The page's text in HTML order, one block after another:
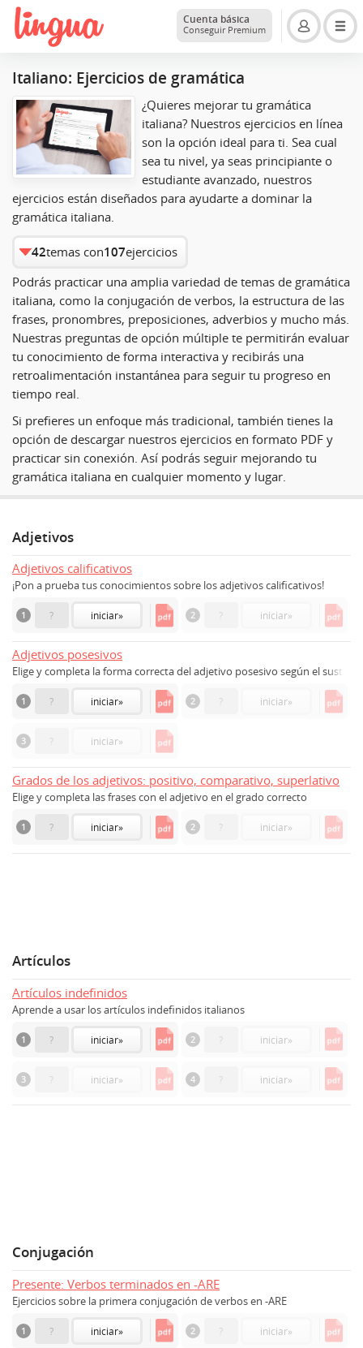
Cuenta básica
Conseguir Premium
Italiano: Ejercicios de gramática
¿Quieres mejorar tu gramática
italiana? Nuestros ejercicios en línea
son la opción ideal para ti. Sea cual
sea tu nivel, ya seas principiante o
estudiante avanzado, nuestros
ejercicios están diseñados para ayudarte a dominar la
gramática italiana.
42temas con107ejercicios
Podrás practicar una amplia variedad de temas de gramática
italiana, como la conjugación de verbos, la estructura de las
frases, pronombres, preposiciones, adverbios y mucho más.
Nuestras preguntas de opción múltiple te permitirán evaluar
tu conocimiento de forma interactiva y recibirás una
retroalimentación instantánea para seguir tu progreso en
tiempo real.
Si prefieres un enfoque más tradicional, también tienes la
opción de descargar nuestros ejercicios en formato PDF y
practicar sin conexión. Así podrás seguir mejorando tu
gramática italiana en cualquier momento y lugar.
Adjetivos
Adjetivos calificativos
¡Pon a prueba tus conocimientos sobre los adjetivos calificativos!
1 ? iniciar» 2 ? iniciar»
Adjetivos posesivos
Elige y completa la forma correcta del adjetivo posesivo según el
1 ? iniciar» 2 ? iniciar»
3 ? iniciar»
Grados de los adjetivos: positivo, comparativo, superlativo
Elige y completa las frases con el adjetivo en el grado correcto
1 ? iniciar» 2 ? iniciar»
Artículos
Artículos indefinidos
Aprende a usar los artículos indefinidos italianos
1 ? iniciar» 2 ? iniciar»
3 ? iniciar» 4 ? iniciar»
Conjugación
Presente: Verbos terminados en -ARE
Ejercicios sobre la primera conjugación de verbos en -ARE
1 ? iniciar» 2 ? iniciar»